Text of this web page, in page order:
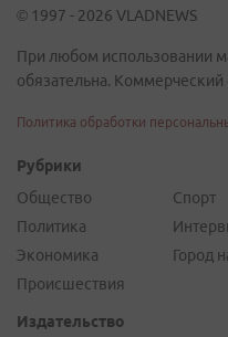
© 1997 - 2026 VLADNEWS
При любом использовании
обязательна.
Политика обработки
Рубрики
Общество
Политика
Экономика
Происшествия
Спорт
Город
Издательство